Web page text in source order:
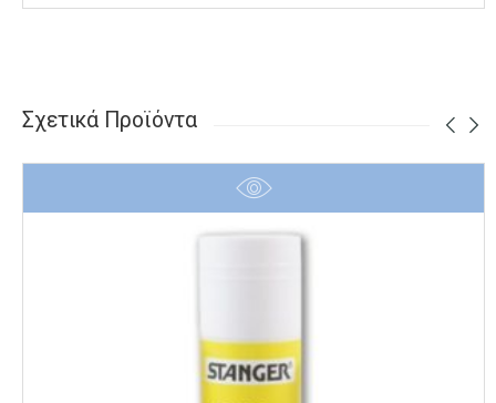
Σχετικά Προϊόντα